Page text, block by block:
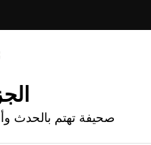
صحيفة تهتم بالحدث